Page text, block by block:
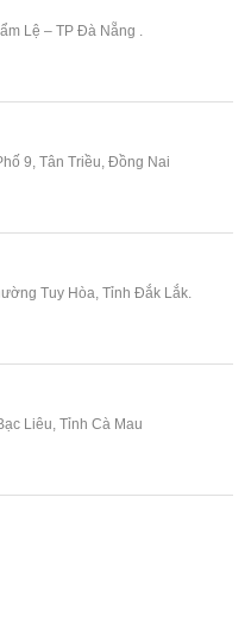
Lệ – TP Đà Nẵng .
9, Tân Triều, Đồng Nai
Tuy Hòa, Tỉnh Đắk Lắk.
Liêu, Tỉnh Cà Mau